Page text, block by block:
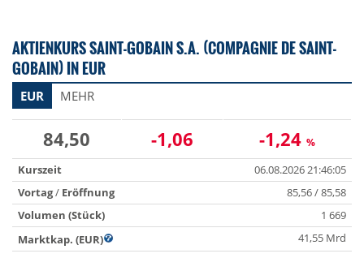
AKTIENKURS SAINT-GOBAIN S.A. (COMPAGNIE DE SAINT-
GOBAIN) IN EUR
EUR MEHR
84,50 -1,06 -1,24 %
Kurszeit
06.08.2026 21:46:05
Vortag/ Eröffnung
85,56 / 85,58
Volumen (Stück)
1 669
Marktkap. (EUR)
41,55 Mrd